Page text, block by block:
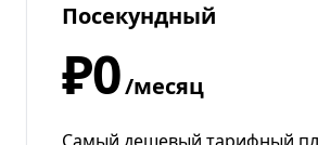
Посекундный
₽0/месяц